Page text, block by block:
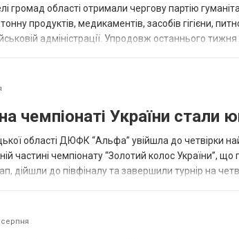
громад області отримали чергову партію
продуктів, медикаментів, засобів гігієни,
адміністрації. Упродовж останнього
чемпіонаті України стали
області ДЮФК “Альфа” увійшла до четвірки
частині чемпіонату “Золотий колос України”,
дійшли до півфіналу та завершили турнір на
серпня